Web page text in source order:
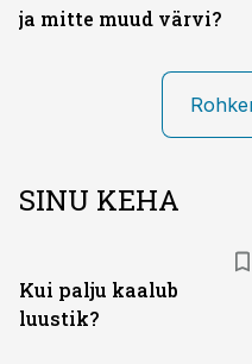
ja mitte muud värvi?
SINU KEHA
Kui palju kaalub
luustik?